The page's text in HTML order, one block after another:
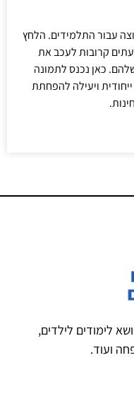
עבור התלמידים. הלחץ
קרובות לעכב את
כאן נכנס לתמונה
ויעילה להפחתת
לימודים לילדים,
ועוד.